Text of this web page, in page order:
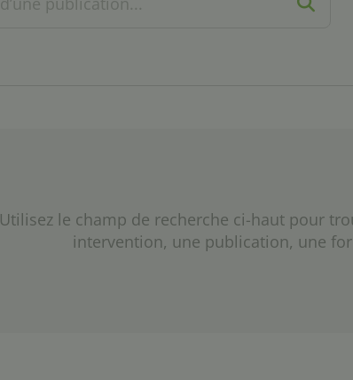
Utilisez le champ de recherche ci-haut pour
intervention, une publication, une